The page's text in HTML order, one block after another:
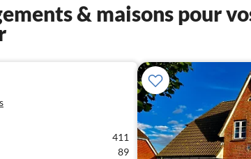
& maisons pour
411
89